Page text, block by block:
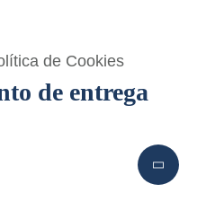
de Cookies
de entrega